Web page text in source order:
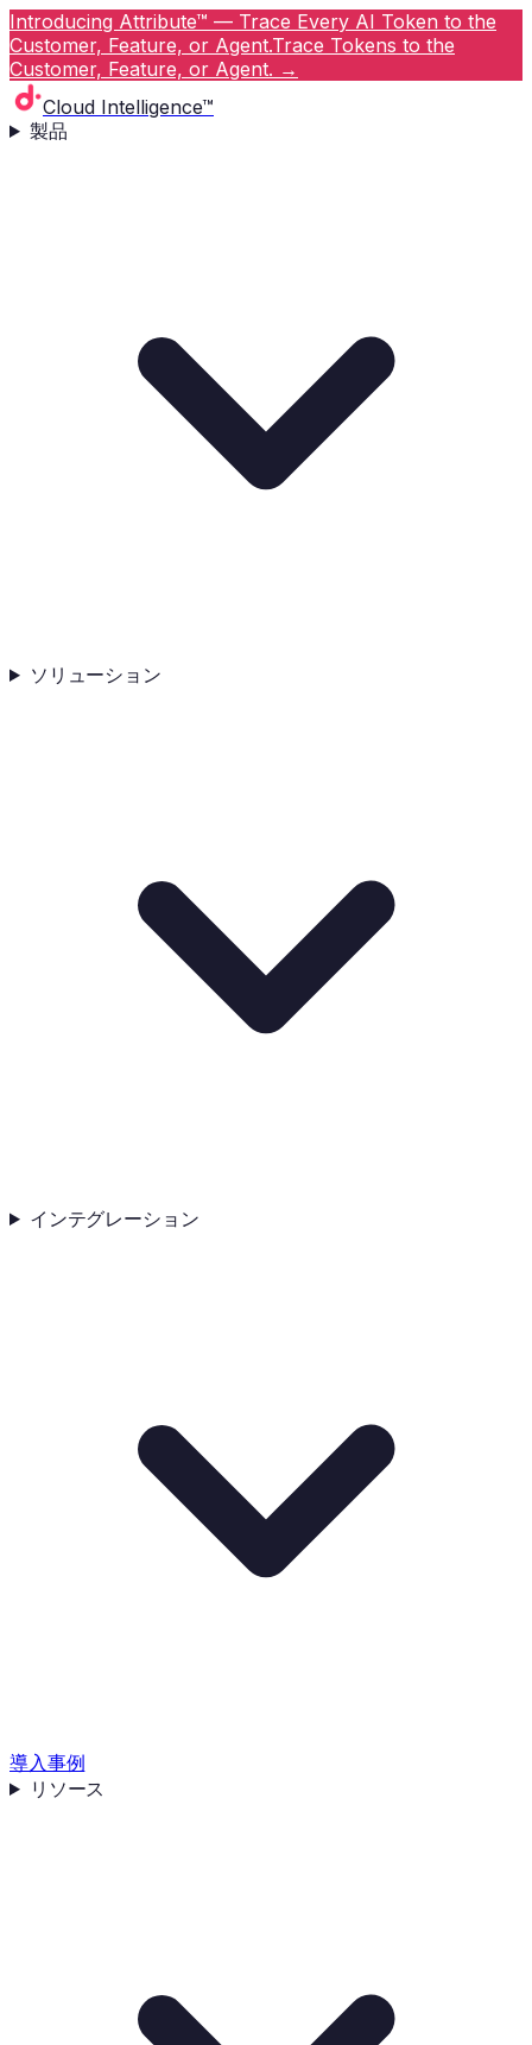
Introducing Attribute™ — Trace Every AI Token to the
Customer, Feature, or Agent.Trace Tokens to the
Customer, Feature, or Agent. →
Cloud Intelligence™
製品
ソリューション
インテグレーション
導入事例
リソース